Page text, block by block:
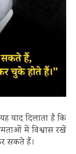
याद दिलाता है कि
में विश्वास रखें
सकते हैं।